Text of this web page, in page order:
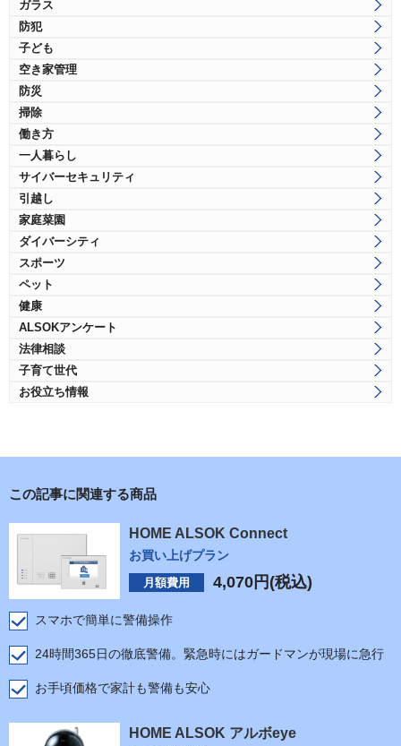
ガラス
防犯
子ども
空き家管理
防災
掃除
働き方
一人暮らし
サイバーセキュリティ
引越し
家庭菜園
ダイバーシティ
スポーツ
ペット
健康
ALSOKアンケート
法律相談
子育て世代
お役立ち情報
この記事に関連する商品
HOME ALSOK Connect
お買い上げプラン
月額費用 4,070 円(税込)
スマホで簡単に警備操作
24時間365日の徹底警備。緊急時にはガードマンが現場に急行
お手頃価格で家計も警備も安心
HOME ALSOK アルボeye